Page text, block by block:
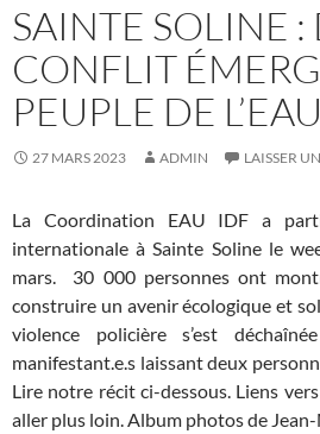
SAINTE SOLINE :
CONFLIT
PEUPLE DE L’EAU
27 MARS 2023 ADMIN LAISSER
La Coordination EAU IDF a
internationale à Sainte Soline le
mars. 30 000 personnes ont
construire un avenir écologique et
violence policière s’est
manifestant.e.s laissant deux
Lire notre récit ci-dessous. Liens
aller plus loin. Album photos de